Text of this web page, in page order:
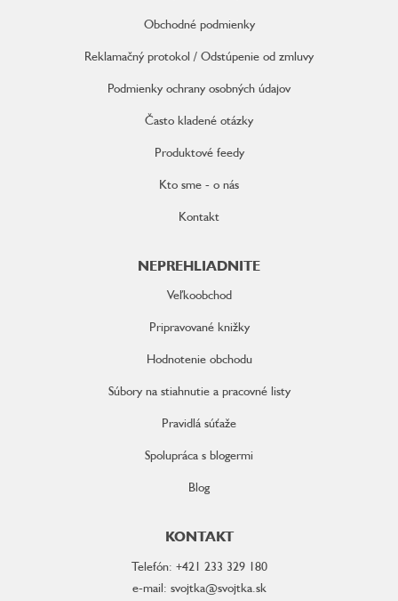
Obchodné podmienky
Reklamačný protokol / Odstúpenie od zmluvy
Podmienky ochrany osobných údajov
Často kladené otázky
Produktové feedy
Kto sme - o nás
Kontakt
NEPREHLIADNITE
Veľkoobchod
Pripravované knižky
Hodnotenie obchodu
Súbory na stiahnutie a pracovné listy
Pravidlá súťaže
Spolupráca s blogermi
Blog
KONTAKT
Telefón: +421 233 329 180
e-mail: svojtka@svojtka.sk